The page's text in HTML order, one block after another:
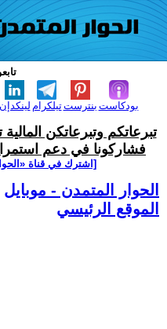
لينكدإن تيلكرامبنترست بودكاست
تبرعاتكم وتبرعاتكن
فشاركونا في دعم
[اشترك في قناة
الحوار المتمدن - موبايل
الموقع الرئيسي